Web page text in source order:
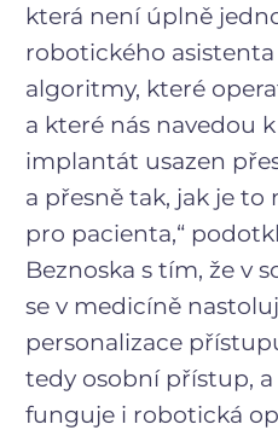
která není úplně
robotického
algoritmy, které
a které nás navedou
implantát usazen
a přesně tak, jak je to
pro pacienta,“
Beznoska s tím, že v
se v medicíně
personalizace
tedy osobní přístup,
funguje i robotická